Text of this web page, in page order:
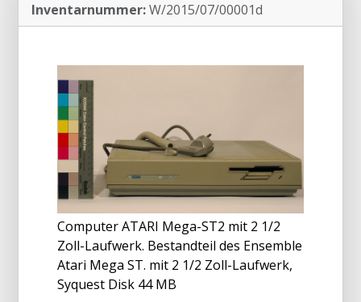
Inventarnummer:W/2015/07/00001d
Computer ATARI Mega-ST2 mit 2 1/2
Zoll-Laufwerk. Bestandteil des Ensemble
Atari Mega ST. mit 2 1/2 Zoll-Laufwerk,
Syquest Disk 44 MB